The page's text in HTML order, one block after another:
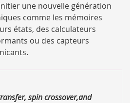
une nouvelle génération
comme les mémoires
états, des calculateurs
ou des capteurs
spin crossover,and